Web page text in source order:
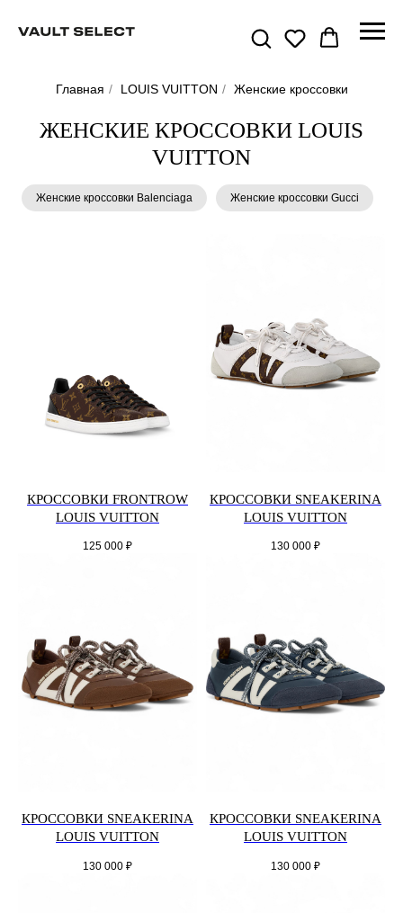
Главная / LOUIS VUITTON / Женские кроссовки
ЖЕНСКИЕ КРОССОВКИ LOUIS
VUITTON
Женские кроссовки Balenciaga Женские кроссовки Gucci
КРОССОВКИ FRONTROW
LOUIS VUITTON
125 000 ₽
КРОССОВКИ SNEAKERINA
LOUIS VUITTON
130 000 ₽
КРОССОВКИ SNEAKERINA
LOUIS VUITTON
130 000 ₽
КРОССОВКИ SNEAKERINA
LOUIS VUITTON
130 000 ₽